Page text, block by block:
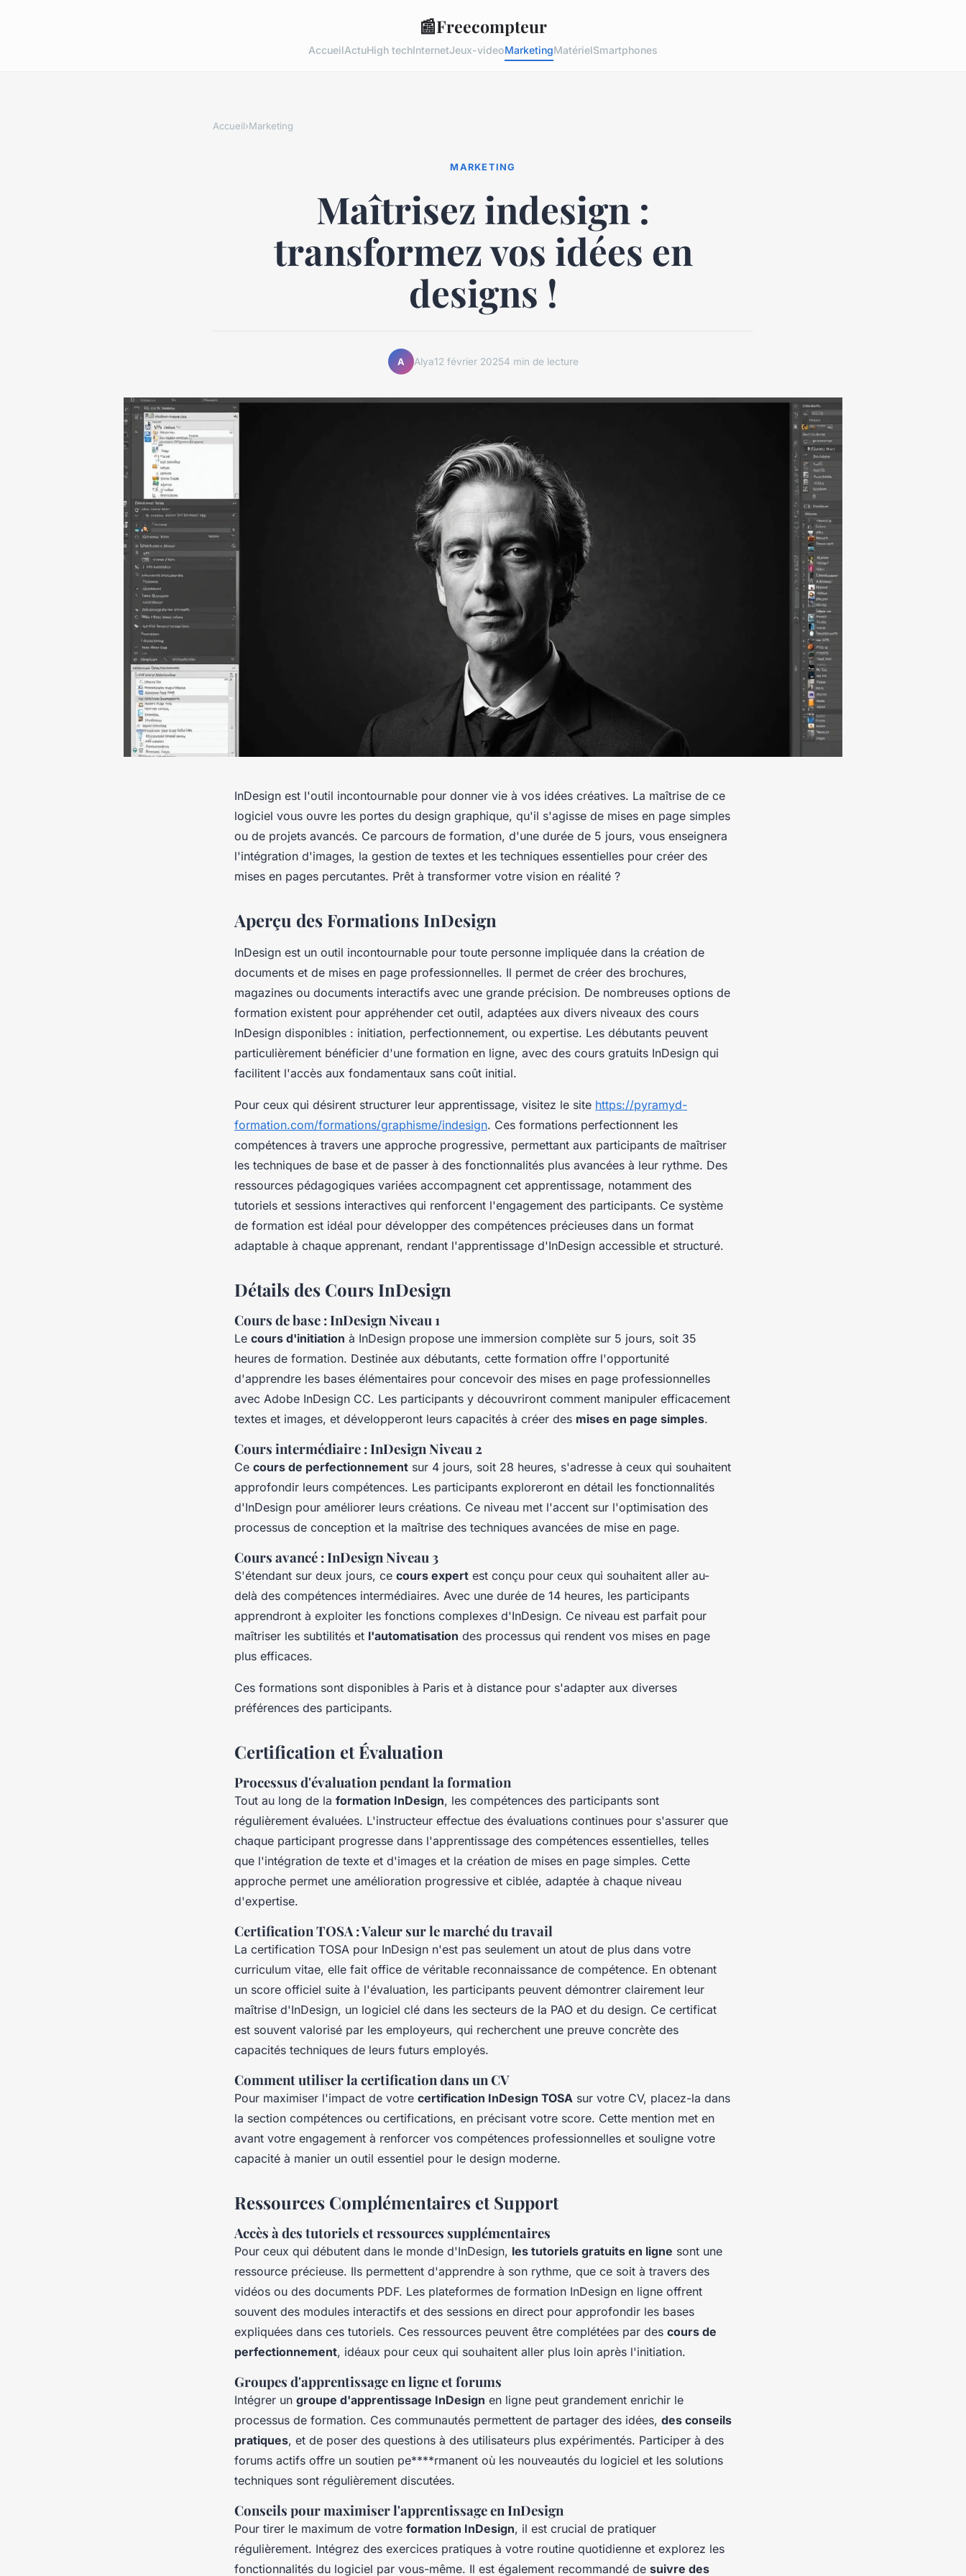
📰Freecompteur
AccueilActuHigh techInternetJeux-videoMarketingMatérielSmartphones
Accueil›Marketing
MARKETING
Maîtrisez indesign :
transformez vos idées en
designs !
A Alya12 février 20254 min de lecture
InDesign est l'outil incontournable pour donner vie à vos idées créatives. La maîtrise de ce
logiciel vous ouvre les portes du design graphique, qu'il s'agisse de mises en page simples
ou de projets avancés. Ce parcours de formation, d'une durée de 5 jours, vous enseignera
l'intégration d'images, la gestion de textes et les techniques essentielles pour créer des
mises en pages percutantes. Prêt à transformer votre vision en réalité ?
Aperçu des Formations InDesign
InDesign est un outil incontournable pour toute personne impliquée dans la création de
documents et de mises en page professionnelles. Il permet de créer des brochures,
magazines ou documents interactifs avec une grande précision. De nombreuses options de
formation existent pour appréhender cet outil, adaptées aux divers niveaux des cours
InDesign disponibles : initiation, perfectionnement, ou expertise. Les débutants peuvent
particulièrement bénéficier d'une formation en ligne, avec des cours gratuits InDesign qui
facilitent l'accès aux fondamentaux sans coût initial.
Pour ceux qui désirent structurer leur apprentissage, visitez le site https://pyramyd-
formation.com/formations/graphisme/indesign. Ces formations perfectionnent les
compétences à travers une approche progressive, permettant aux participants de maîtriser
les techniques de base et de passer à des fonctionnalités plus avancées à leur rythme. Des
ressources pédagogiques variées accompagnent cet apprentissage, notamment des
tutoriels et sessions interactives qui renforcent l'engagement des participants. Ce système
de formation est idéal pour développer des compétences précieuses dans un format
adaptable à chaque apprenant, rendant l'apprentissage d'InDesign accessible et structuré.
Détails des Cours InDesign
Cours de base : InDesign Niveau 1
Le cours d'initiation à InDesign propose une immersion complète sur 5 jours, soit 35
heures de formation. Destinée aux débutants, cette formation offre l'opportunité
d'apprendre les bases élémentaires pour concevoir des mises en page professionnelles
avec Adobe InDesign CC. Les participants y découvriront comment manipuler efficacement
textes et images, et développeront leurs capacités à créer des mises en page simples.
Cours intermédiaire : InDesign Niveau 2
Ce cours de perfectionnement sur 4 jours, soit 28 heures, s'adresse à ceux qui souhaitent
approfondir leurs compétences. Les participants exploreront en détail les fonctionnalités
d'InDesign pour améliorer leurs créations. Ce niveau met l'accent sur l'optimisation des
processus de conception et la maîtrise des techniques avancées de mise en page.
Cours avancé : InDesign Niveau 3
S'étendant sur deux jours, ce cours expert est conçu pour ceux qui souhaitent aller au-
delà des compétences intermédiaires. Avec une durée de 14 heures, les participants
apprendront à exploiter les fonctions complexes d'InDesign. Ce niveau est parfait pour
maîtriser les subtilités et l'automatisation des processus qui rendent vos mises en page
plus efficaces.
Ces formations sont disponibles à Paris et à distance pour s'adapter aux diverses
préférences des participants.
Certification et Évaluation
Processus d'évaluation pendant la formation
Tout au long de la formation InDesign, les compétences des participants sont
régulièrement évaluées. L'instructeur effectue des évaluations continues pour s'assurer que
chaque participant progresse dans l'apprentissage des compétences essentielles, telles
que l'intégration de texte et d'images et la création de mises en page simples. Cette
approche permet une amélioration progressive et ciblée, adaptée à chaque niveau
d'expertise.
Certification TOSA : Valeur sur le marché du travail
La certification TOSA pour InDesign n'est pas seulement un atout de plus dans votre
curriculum vitae, elle fait office de véritable reconnaissance de compétence. En obtenant
un score officiel suite à l'évaluation, les participants peuvent démontrer clairement leur
maîtrise d'InDesign, un logiciel clé dans les secteurs de la PAO et du design. Ce certificat
est souvent valorisé par les employeurs, qui recherchent une preuve concrète des
capacités techniques de leurs futurs employés.
Comment utiliser la certification dans un CV
Pour maximiser l'impact de votre certification InDesign TOSA sur votre CV, placez-la dans
la section compétences ou certifications, en précisant votre score. Cette mention met en
avant votre engagement à renforcer vos compétences professionnelles et souligne votre
capacité à manier un outil essentiel pour le design moderne.
Ressources Complémentaires et Support
Accès à des tutoriels et ressources supplémentaires
Pour ceux qui débutent dans le monde d'InDesign, les tutoriels gratuits en ligne sont une
ressource précieuse. Ils permettent d'apprendre à son rythme, que ce soit à travers des
vidéos ou des documents PDF. Les plateformes de formation InDesign en ligne offrent
souvent des modules interactifs et des sessions en direct pour approfondir les bases
expliquées dans ces tutoriels. Ces ressources peuvent être complétées par des cours de
perfectionnement, idéaux pour ceux qui souhaitent aller plus loin après l'initiation.
Groupes d'apprentissage en ligne et forums
Intégrer un groupe d'apprentissage InDesign en ligne peut grandement enrichir le
processus de formation. Ces communautés permettent de partager des idées, des conseils
pratiques, et de poser des questions à des utilisateurs plus expérimentés. Participer à des
forums actifs offre un soutien pe****rmanent où les nouveautés du logiciel et les solutions
techniques sont régulièrement discutées.
Conseils pour maximiser l'apprentissage en InDesign
Pour tirer le maximum de votre formation InDesign, il est crucial de pratiquer
régulièrement. Intégrez des exercices pratiques à votre routine quotidienne et explorez les
fonctionnalités du logiciel par vous-même. Il est également recommandé de suivre des